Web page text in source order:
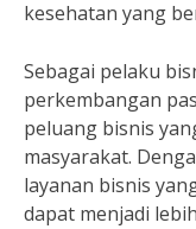
kesehatan yang
Sebagai pelaku
perkembangan
peluang bisnis
masyarakat.
layanan bisnis
dapat menjadi